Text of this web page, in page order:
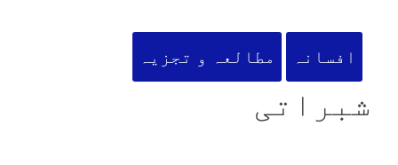
افسانہ مطالعہ و تجزیہ
شبراتی